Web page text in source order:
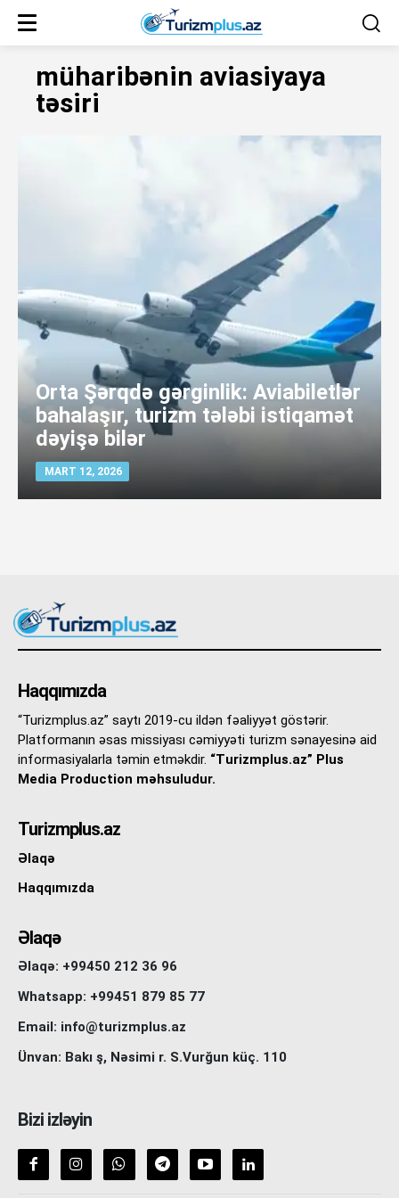
müharibənin aviasiyaya
təsiri
Orta Şərqdə gərginlik: Aviabiletlər
bahalaşır, turizm tələbi istiqamət
dəyişə bilər
MART 12, 2026
Haqqımızda
“Turizmplus.az” saytı 2019-cu ildən fəaliyyət göstərir.
Platformanın əsas missiyası cəmiyyəti turizm sənayesinə aid
informasiyalarla təmin etməkdir. “Turizmplus.az” Plus
Media Production məhsuludur.
Turizmplus.az
Əlaqə
Haqqımızda
Əlaqə
Əlaqə: +99450 212 36 96
Whatsapp: +99451 879 85 77
Email: info@turizmplus.az
Ünvan: Bakı ş, Nəsimi r. S.Vurğun küç. 110
Bizi izləyin